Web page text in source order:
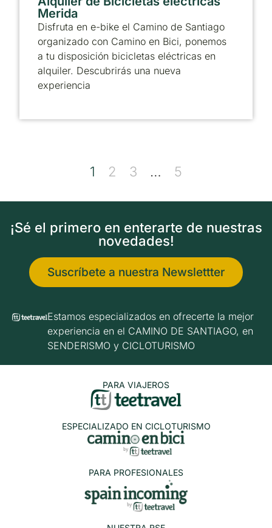
Merida
Disfruta en e-bike el Camino de Santiago
organizado con Camino en Bici, ponemos
a tu disposición bicicletas eléctricas en
alquiler. Descubrirás una nueva
experiencia
1 2 3 … 5
¡Sé el primero en enterarte de nuestras
novedades!
Suscríbete a nuestra Newslettter
Estamos especializados en ofrecerte la mejor
experiencia en el CAMINO DE SANTIAGO, en
SENDERISMO y CICLOTURISMO
PARA VIAJEROS
ESPECIALIZADO EN CICLOTURISMO
PARA PROFESIONALES